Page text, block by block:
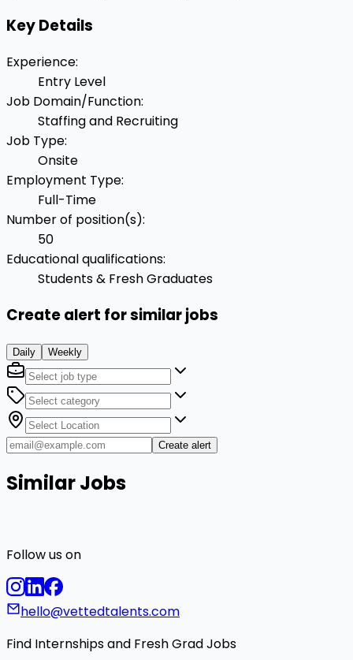
Key Details
Experience:
Entry Level
Job Domain/Function:
Staffing and Recruiting
Job Type:
Onsite
Employment Type:
Full-Time
Number of position(s):
50
Educational qualifications:
Students & Fresh Graduates
Create alert for similar jobs
Daily Weekly
Create alert
Similar Jobs
Follow us on
hello@vettedtalents.com
Find Internships and Fresh Grad Jobs